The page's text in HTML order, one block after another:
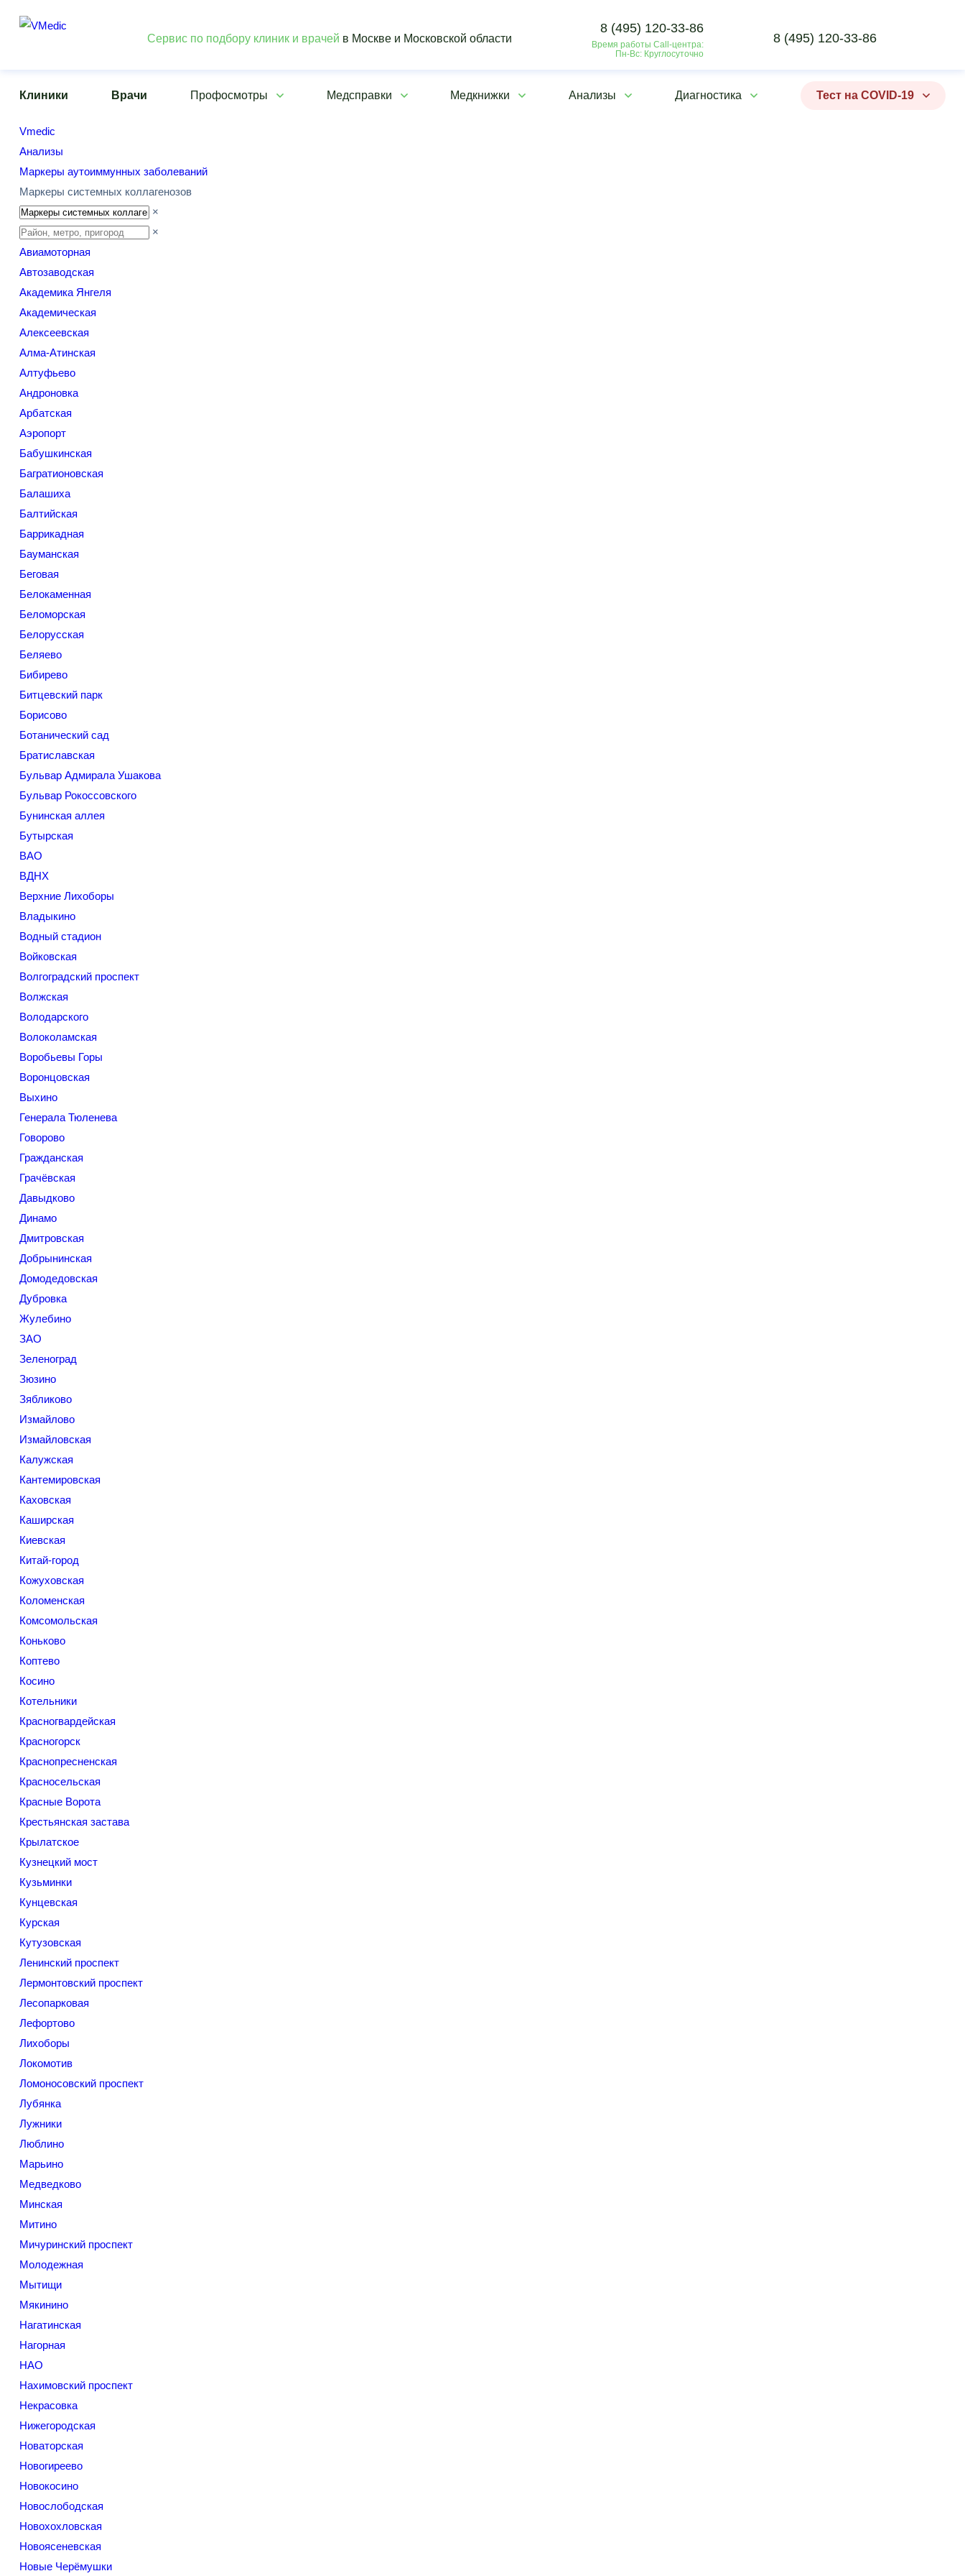
Сервис по подбору клиник и врачей в Москве и Московской области
8 (495) 120-33-86
Время работы Call-центра:
Пн-Вс: Круглосуточно
8 (495) 120-33-86
Клиники Врачи Профосмотры Медсправки Медкнижки Анализы Диагностика Тест на COVID-19
Vmedic
Анализы
Маркеры аутоиммунных заболеваний
Маркеры системных коллагенозов
×
×
Авиамоторная
Автозаводская
Академика Янгеля
Академическая
Алексеевская
Алма-Атинская
Алтуфьево
Андроновка
Арбатская
Аэропорт
Бабушкинская
Багратионовская
Балашиха
Балтийская
Баррикадная
Бауманская
Беговая
Белокаменная
Беломорская
Белорусская
Беляево
Бибирево
Битцевский парк
Борисово
Ботанический сад
Братиславская
Бульвар Адмирала Ушакова
Бульвар Рокоссовского
Бунинская аллея
Бутырская
ВАО
ВДНХ
Верхние Лихоборы
Владыкино
Водный стадион
Войковская
Волгоградский проспект
Волжская
Володарского
Волоколамская
Воробьевы Горы
Воронцовская
Выхино
Генерала Тюленева
Говорово
Гражданская
Грачёвская
Давыдково
Динамо
Дмитровская
Добрынинская
Домодедовская
Дубровка
Жулебино
ЗАО
Зеленоград
Зюзино
Зябликово
Измайлово
Измайловская
Калужская
Кантемировская
Каховская
Каширская
Киевская
Китай-город
Кожуховская
Коломенская
Комсомольская
Коньково
Коптево
Косино
Котельники
Красногвардейская
Красногорск
Краснопресненская
Красносельская
Красные Ворота
Крестьянская застава
Крылатское
Кузнецкий мост
Кузьминки
Кунцевская
Курская
Кутузовская
Ленинский проспект
Лермонтовский проспект
Лесопарковая
Лефортово
Лихоборы
Локомотив
Ломоносовский проспект
Лубянка
Лужники
Люблино
Марьино
Медведково
Минская
Митино
Мичуринский проспект
Молодежная
Мытищи
Мякинино
Нагатинская
Нагорная
НАО
Нахимовский проспект
Некрасовка
Нижегородская
Новаторская
Новогиреево
Новокосино
Новослободская
Новохохловская
Новоясеневская
Новые Черёмушки